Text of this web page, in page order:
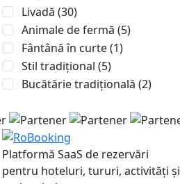
Livadă (30)
Animale de fermă (5)
Fântână în curte(1)
Stil tradițional (5)
Bucătărie tradițională (2)
Platformă SaaS de rezervări
pentru hoteluri, tururi, activități și